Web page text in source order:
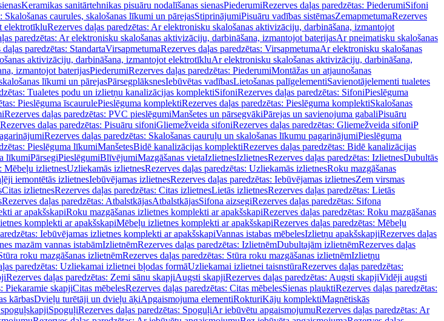
Keramikas sanitārtehnikas pisuāru nodalīšanas sienasPiederumiRezerves daļas paredzētas: PiederumiSifoni
Skalošanas caurules, skalošanas līkumi un pārejasStiprinājumiPisuāru vadības sistēmasZemapmetumaRezerves
elektrotīkluRezerves daļas paredzētas: Ar elektronisku skalošanas aktivizāciju, darbināšana, izmantojot
paredzētas: Ar elektronisku skalošanas aktivizāciju, darbināšana, izmantojot baterijasAr pneimatisku skalošanas
paredzētas: StandartaVirsapmetumaRezerves daļas paredzētas: VirsapmetumaAr elektronisku skalošanas
aktivizāciju, darbināšana, izmantojot elektrotīkluAr elektronisku skalošanas aktivizāciju, darbināšana,
izmantojot baterijasPiederumiRezerves daļas paredzētas: PiederumiMontāžas un atjaunošanas
līkumi un pārejasPārsegplāksnesIebūvētas vadībasLietošanas palīgelementiSavienotājelementi tualetes
Tualetes podu un izlietņu kanalizācijas komplektiSifoniRezerves daļas paredzētas: SifoniPieslēguma
Pieslēguma īscaurulePieslēguma komplektiRezerves daļas paredzētas: Pieslēguma komplektiSkalošanas
Rezerves daļas paredzētas: PVC pieslēgumiManšetes un pārsegvākiPārejas un savienojuma gabaliPisuāru
Rezerves daļas paredzētas: Pisuāru sifoniGliemežveida sifoniRezerves daļas paredzētas: Gliemežveida sifoniP
Rezerves daļas paredzētas: Skalošanas cauruļu un skalošanas līkumu pagarinājumiPieslēguma
Pieslēguma līkumiManšetesBidē kanalizācijas komplektiRezerves daļas paredzētas: Bidē kanalizācijas
līkumiPārsegiPieslēgumiBlīvējumiMazgāšanas vietaIzlietnesIzlietnesRezerves daļas paredzētas: IzlietnesDubultās
Mēbeļu izlietnesUzliekamās izlietnesRezerves daļas paredzētas: Uzliekamās izlietnesRoku mazgāšanas
iemontētās izlietnesIebūvējamas izlietnesRezerves daļas paredzētas: Iebūvējamas izlietnesZem virsmas
Citas izlietnesRezerves daļas paredzētas: Citas izlietnesLietās izlietnesRezerves daļas paredzētas: Lietās
Rezerves daļas paredzētas: AtbalstkājasAtbalstkājasSifona aizsegiRezerves daļas paredzētas: Sifona
ar apakšskapiRoku mazgāšanas izlietnes komplekti ar apakšskapiRezerves daļas paredzētas: Roku mazgāšanas
komplekti ar apakšskapiMēbeļu izlietnes komplekti ar apakšskapiRezerves daļas paredzētas: Mēbeļu
Iebūvējamas izlietnes komplekti ar apakšskapiVannas istabas mēbelesIzlietņu apakšskapjiRezerves daļas
mazām vannas istabāmIzlietnēmRezerves daļas paredzētas: IzlietnēmDubultajām izlietnēmRezerves daļas
roku mazgāšanas izlietnēmRezerves daļas paredzētas: Stūra roku mazgāšanas izlietnēmIzlietņu
paredzētas: Uzliekamai izlietnei bļodas formāUzliekamai izlietnei taisnstūraRezerves daļas paredzētas:
Rezerves daļas paredzētas: Zemi sānu skapjiAugsti skapjiRezerves daļas paredzētas: Augsti skapjiVidēji augsti
Piekaramie skapjiCitas mēbelesRezerves daļas paredzētas: Citas mēbelesSienas plauktiRezerves daļas paredzētas:
kārbasDvieļu turētāji un dvieļu āķiApgaismojuma elementiRokturiKāju komplektiMagnētiskās
SpoguļiRezerves daļas paredzētas: SpoguļiAr iebūvētu apgaismojumuRezerves daļas paredzētas: Ar